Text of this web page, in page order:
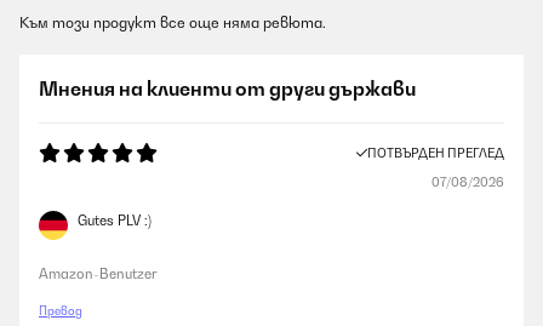
Към този продукт все още няма ревюта.
Мнения на клиенти от други държави
ПОТВЪРДЕН ПРЕГЛЕД
07/08/2026
Gutes PLV :)
Amazon-Benutzer
Превод